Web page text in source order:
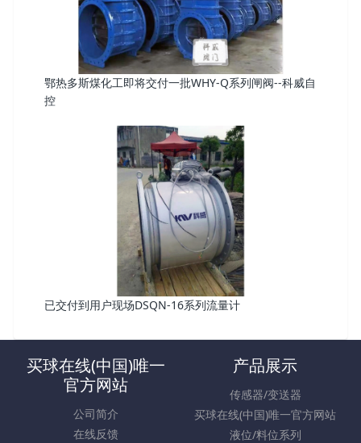
鄂热多斯煤化工即将交付一批WHY-Q系列闸阀--科威自
控
已交付到用户现场DSQN-16系列流量计
买球在线(中国)唯一
官方网站
公司简介
在线反馈
产品展示
传感器/变送器
买球在线(中国)唯一官方网站
液位/料位系列